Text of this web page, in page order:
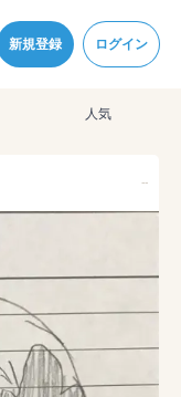
新規登録 ログイン
リシーを改定しました。
クします
に！ 人気
--